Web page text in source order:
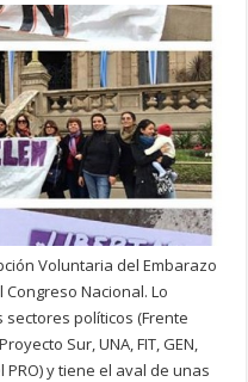
Voluntaria del Embarazo
Nacional. Lo
políticos (Frente
Sur, UNA, FIT, GEN,
y tiene el aval de unas